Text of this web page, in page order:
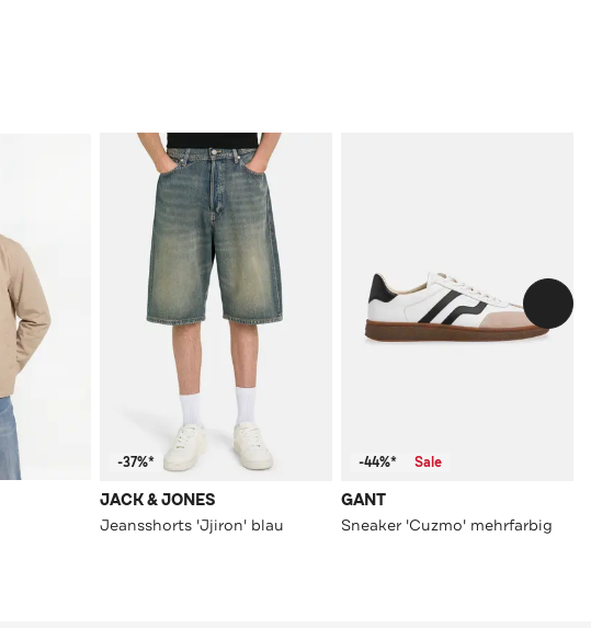
-37%*
JACK & JONES
Jeansshorts 'Jjiron' blau
-44%* Sale
GANT
Sneaker 'Cuzmo' mehrfarbig